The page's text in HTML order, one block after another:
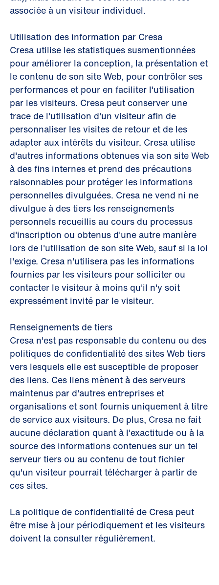
associée à un visiteur individuel.
Utilisation des information par Cresa
Cresa utilise les statistiques susmentionnées
pour améliorer la conception, la présentation et
le contenu de son site Web, pour contrôler ses
performances et pour en faciliter l'utilisation
par les visiteurs. Cresa peut conserver une
trace de l'utilisation d'un visiteur afin de
personnaliser les visites de retour et de les
adapter aux intérêts du visiteur. Cresa utilise
d'autres informations obtenues via son site Web
à des fins internes et prend des précautions
raisonnables pour protéger les informations
personnelles divulguées. Cresa ne vend ni ne
divulgue à des tiers les renseignements
personnels recueillis au cours du processus
d'inscription ou obtenus d'une autre manière
lors de l'utilisation de son site Web, sauf si la loi
l'exige. Cresa n'utilisera pas les informations
fournies par les visiteurs pour solliciter ou
contacter le visiteur à moins qu'il n'y soit
expressément invité par le visiteur.
Renseignements de tiers
Cresa n'est pas responsable du contenu ou des
politiques de confidentialité des sites Web tiers
vers lesquels elle est susceptible de proposer
des liens. Ces liens mènent à des serveurs
maintenus par d'autres entreprises et
organisations et sont fournis uniquement à titre
de service aux visiteurs. De plus, Cresa ne fait
aucune déclaration quant à l'exactitude ou à la
source des informations contenues sur un tel
serveur tiers ou au contenu de tout fichier
qu'un visiteur pourrait télécharger à partir de
ces sites.
La politique de confidentialité de Cresa peut
être mise à jour périodiquement et les visiteurs
doivent la consulter régulièrement.